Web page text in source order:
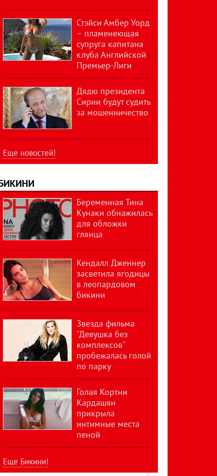
Стэйси Амбер Уорд
– пламенеющая
супруга капитана
клуба Английской
Премьер-Лиги
Дядю президента
Сирии будут судить
за мошенничество
Еще новостей!
Беременная Тина
Кунаки обнажилась
для обложки
глянца
Кендалл Дженнер
засветила ягодицы
в леопардовом
бикини
Звезда фильма
"Девушка без
комплексов"
пробежалась голой
по парку
Голая Кортни
Кардашян
прикрыла
интимные места
пеной
Еще Бикини!